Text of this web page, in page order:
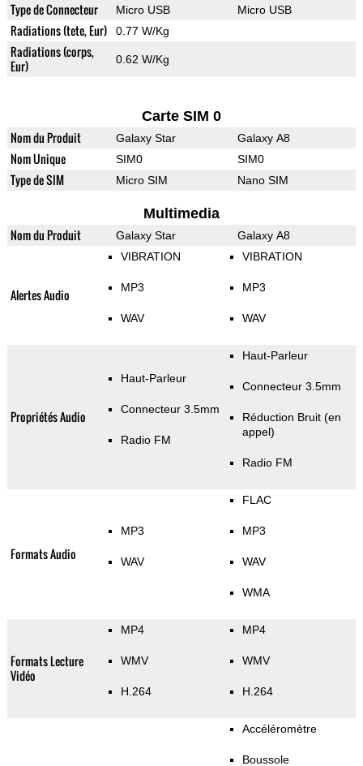
Type de Connecteur Micro USB Micro USB
Radiations (tete, Eur) 0.77 W/Kg
Radiations (corps,
Eur)
0.62 W/Kg
Carte SIM 0
Nom du Produit Galaxy Star Galaxy A8
Nom Unique SIM0 SIM0
Type de SIM Micro SIM Nano SIM
Multimedia
Nom du Produit Galaxy Star Galaxy A8
Alertes Audio
VIBRATION
MP3
WAV
VIBRATION
MP3
WAV
Propriétés Audio
Haut-Parleur
Connecteur 3.5mm
Radio FM
Haut-Parleur
Connecteur 3.5mm
Réduction Bruit (en
appel)
Radio FM
Formats Audio
MP3
WAV
FLAC
MP3
WAV
WMA
Formats Lecture
Vidéo
MP4
WMV
H.264
MP4
WMV
H.264
Accéléromètre
Boussole